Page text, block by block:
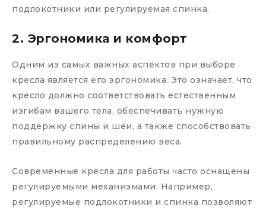
подлокотники или регулируемая спинка.
2. Эргономика и комфорт
Одним из самых важных аспектов при выборе
кресла является его эргономика. Это означает, что
кресло должно соответствовать естественным
изгибам вашего тела, обеспечивать нужную
поддержку спины и шеи, а также способствовать
правильному распределению веса.
Современные кресла для работы часто оснащены
регулируемыми механизмами. Например,
регулируемые подлокотники и спинка позволяют